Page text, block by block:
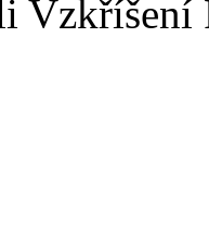
Vzkříšení